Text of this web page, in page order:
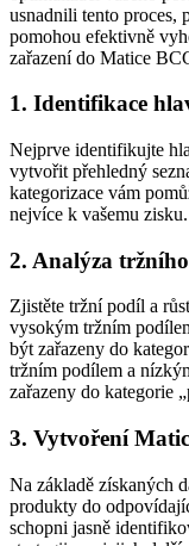
usnadnili tento proces,
pomohou efektivně
zařazení do Matice
1. Identifikace
Nejprve identifikujte
vytvořit přehledný
kategorizace vám
nejvíce k vašemu zisku.
2. Analýza
Zjistěte tržní podíl a
vysokým tržním
být zařazeny do
tržním podílem a
zařazeny do kategorie
3. Vytvoření
Na základě získaných
produkty do
schopni jasně